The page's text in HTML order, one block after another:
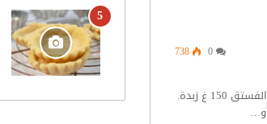
738
المقادير: 250 غ دقيق منخول. 50 غ من الفستق 150 غ زبدة.